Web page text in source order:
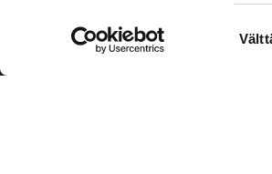
Hockey-Team Vaasan Sport